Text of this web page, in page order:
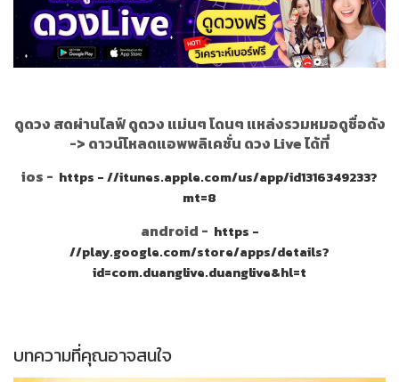
ดูดวง สดผ่านไลฟ์ ดูดวง แม่นๆ โดนๆ แหล่งรวมหมอดูชื่อดัง
-> ดาวน์โหลดแอพพลิเคชั่น ดวง Live ได้ที่
ios - https - //itunes.apple.com/us/app/id1316349233?
mt=8
android - https -
//play.google.com/store/apps/details?
id=com.duanglive.duanglive&hl=t
บทความที่คุณอาจสนใจ